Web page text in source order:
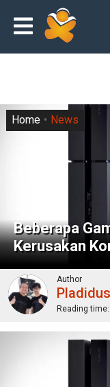
Beberapa
Kerusakan
Home News
Author
Reading time: